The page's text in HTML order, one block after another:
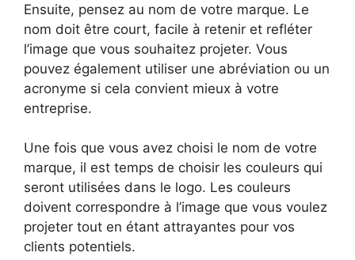
Ensuite, pensez au nom de votre marque. Le
nom doit être court, facile à retenir et refléter
l’image que vous souhaitez projeter. Vous
pouvez également utiliser une abréviation ou un
acronyme si cela convient mieux à votre
entreprise.
Une fois que vous avez choisi le nom de votre
marque, il est temps de choisir les couleurs qui
seront utilisées dans le logo. Les couleurs
doivent correspondre à l’image que vous voulez
projeter tout en étant attrayantes pour vos
clients potentiels.